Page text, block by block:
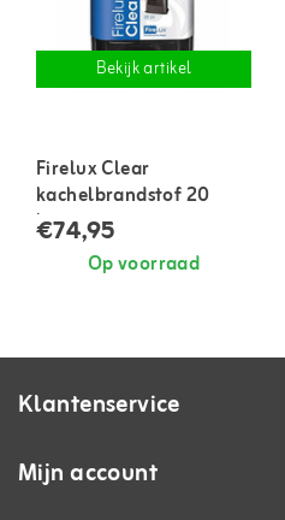
Bekijk artikel
Firelux Clear
kachelbrandstof 20
liter
€74,95
Op voorraad
Klantenservice
Mijn account